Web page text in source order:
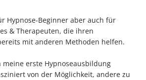
Hypnose-Beginner aber auch für
& Therapeuten, die ihren
mit anderen Methoden helfen.
meine erste Hypnoseausbildung
von der Möglichkeit, andere zu